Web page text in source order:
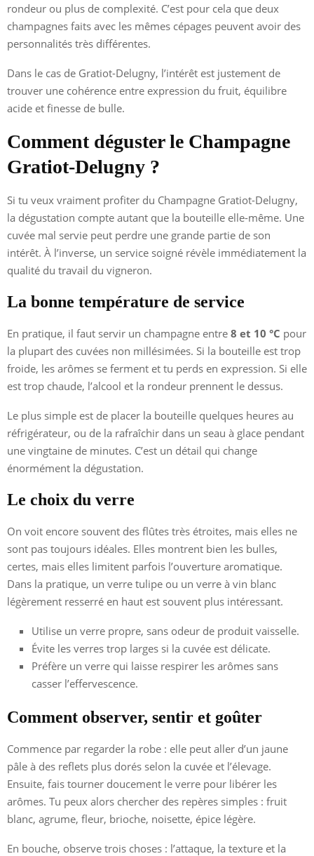
rondeur ou plus de complexité. C’est pour cela que deux
champagnes faits avec les mêmes cépages peuvent avoir des
personnalités très différentes.
Dans le cas de Gratiot-Delugny, l’intérêt est justement de
trouver une cohérence entre expression du fruit, équilibre
acide et finesse de bulle.
Comment déguster le Champagne
Gratiot-Delugny ?
Si tu veux vraiment profiter du Champagne Gratiot-Delugny,
la dégustation compte autant que la bouteille elle-même. Une
cuvée mal servie peut perdre une grande partie de son
intérêt. À l’inverse, un service soigné révèle immédiatement la
qualité du travail du vigneron.
La bonne température de service
En pratique, il faut servir un champagne entre 8 et 10 °C pour
la plupart des cuvées non millésimées. Si la bouteille est trop
froide, les arômes se ferment et tu perds en expression. Si elle
est trop chaude, l’alcool et la rondeur prennent le dessus.
Le plus simple est de placer la bouteille quelques heures au
réfrigérateur, ou de la rafraîchir dans un seau à glace pendant
une vingtaine de minutes. C’est un détail qui change
énormément la dégustation.
Le choix du verre
On voit encore souvent des flûtes très étroites, mais elles ne
sont pas toujours idéales. Elles montrent bien les bulles,
certes, mais elles limitent parfois l’ouverture aromatique.
Dans la pratique, un verre tulipe ou un verre à vin blanc
légèrement resserré en haut est souvent plus intéressant.
Utilise un verre propre, sans odeur de produit vaisselle.
Évite les verres trop larges si la cuvée est délicate.
Préfère un verre qui laisse respirer les arômes sans
casser l’effervescence.
Comment observer, sentir et goûter
Commence par regarder la robe : elle peut aller d’un jaune
pâle à des reflets plus dorés selon la cuvée et l’élevage.
Ensuite, fais tourner doucement le verre pour libérer les
arômes. Tu peux alors chercher des repères simples : fruit
blanc, agrume, fleur, brioche, noisette, épice légère.
En bouche, observe trois choses : l’attaque, la texture et la